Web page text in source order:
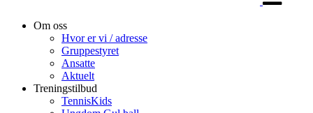
Om oss
Hvor er vi / adresse
Gruppestyret
Ansatte
Aktuelt
Treningstilbud
TennisKids